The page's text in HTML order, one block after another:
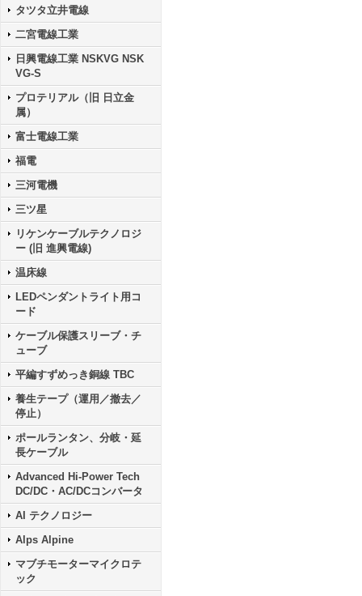
タツタ立井電線
二宮電線工業
日興電線工業 NSKVG NSK
VG-S
プロテリアル（旧 日立金
属）
富士電線工業
福電
三河電機
三ツ星
リケンケーブルテクノロジ
ー (旧 進興電線)
温床線
LEDペンダントライト用コ
ード
ケーブル保護スリーブ・チ
ューブ
平編すずめっき銅線 TBC
養生テープ（運用／撤去／
停止）
ポールランタン、分岐・延
長ケーブル
Advanced Hi-Power Tech
DC/DC・AC/DCコンバータ
AI テクノロジー
Alps Alpine
マブチモーターマイクロテ
ック